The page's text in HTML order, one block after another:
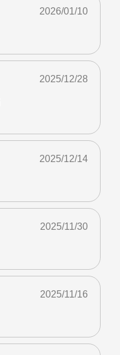
2026/01/10
2025/12/28
2025/12/14
2025/11/30
2025/11/16